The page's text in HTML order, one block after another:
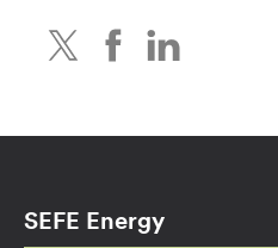
TwitterFacebook
SEFE Energy